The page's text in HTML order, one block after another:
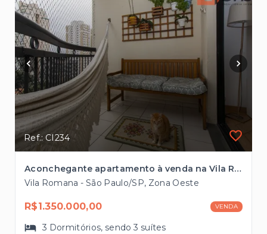
Ref.: CI234
Aconchegante apartamento à venda na Vila Romana com 118m², 3 suítes, 3 vagas próximo ao Bourbon Shopping
Vila Romana - São Paulo/SP, Zona Oeste
R$1.350.000,00 VENDA
3 Dormitórios, sendo3 suítes